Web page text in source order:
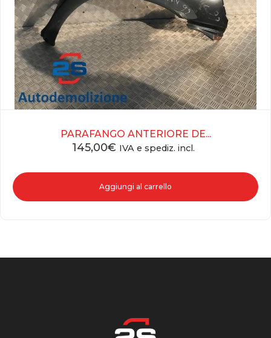
PARAFANGO ANTERIORE DE...
145,00€ IVA e spediz. incl.
Aggiungi al carrello